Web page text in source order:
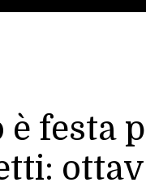
è festa